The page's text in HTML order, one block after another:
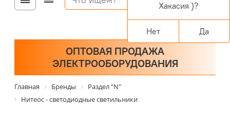
Корзина
0 позиций
ОПТОВАЯ ПРОДАЖА
ЭЛЕКТРООБОРУДОВАНИЯ
Главная Бренды
Раздел "N"
Нитеос - светодиодные светильники
Хакасия )?
Нет Да